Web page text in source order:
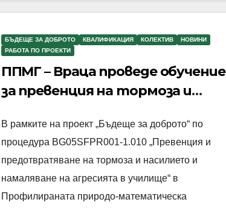
БЪДЕЩЕ ЗА ДОБРОТО КВАЛИФИКАЦИЯ КОЛЕКТИВ
НОВИНИ
РАБОТА ПО ПРОЕКТИ
ППМГ – Враца проведе обучение
за превенция на тормоза и
В рамките на проект „Бъдеще за доброто“ по
процедура BG05SFPR001-1.010 „Превенция и
предотвратяване на тормоза и насилието и
намаляване на агресията в училище“ в
Профилираната природо-математическа